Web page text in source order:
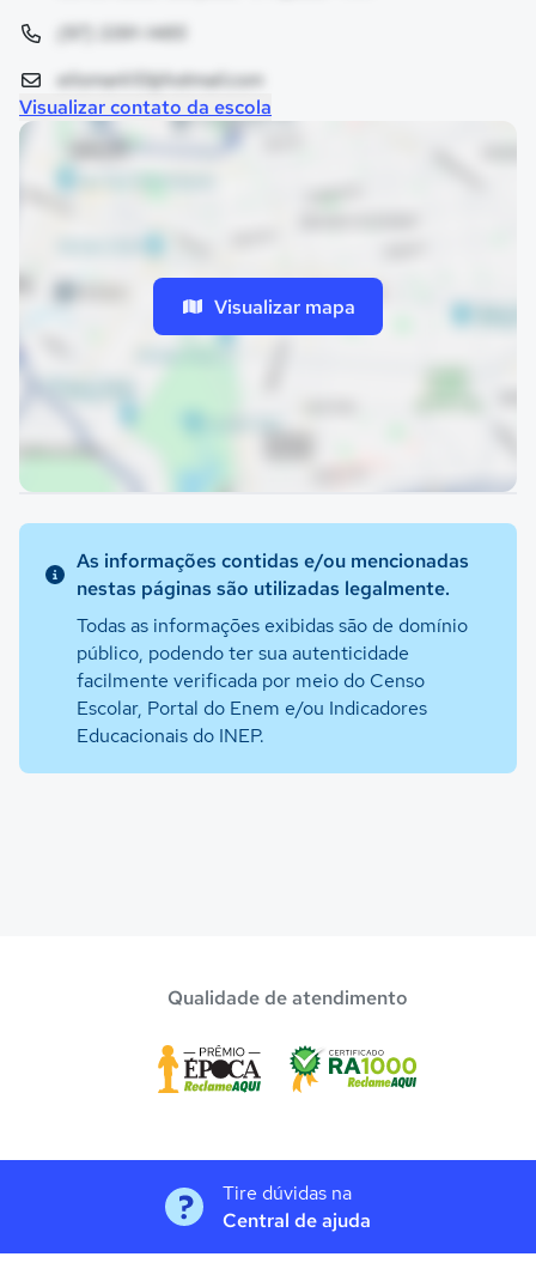
(97) 3391-1485
eliomark10@hotmail.com
Visualizar contato da escola
Visualizar mapa
As informações contidas e/ou mencionadas
nestas páginas são utilizadas legalmente.
Todas as informações exibidas são de domínio
público, podendo ter sua autenticidade
facilmente verificada por meio do Censo
Escolar, Portal do Enem e/ou Indicadores
Educacionais do INEP.
Qualidade de atendimento
Tire dúvidas na
Central de ajuda